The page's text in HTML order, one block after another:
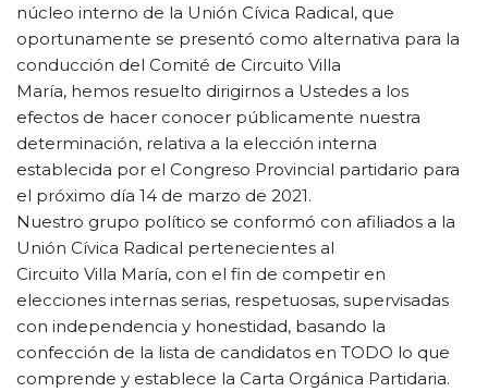
núcleo interno de la Unión Cívica Radical, que
oportunamente se presentó como alternativa para la
conducción del Comité de Circuito Villa
María, hemos resuelto dirigirnos a Ustedes a los
efectos de hacer conocer públicamente nuestra
determinación, relativa a la elección interna
establecida por el Congreso Provincial partidario para
el próximo día 14 de marzo de 2021.
Nuestro grupo político se conformó con afiliados a la
Unión Cívica Radical pertenecientes al
Circuito Villa María, con el fin de competir en
elecciones internas serias, respetuosas, supervisadas
con independencia y honestidad, basando la
confección de la lista de candidatos en TODO lo que
comprende y establece la Carta Orgánica Partidaria.